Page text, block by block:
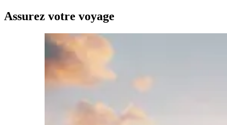
Assurez votre voyage